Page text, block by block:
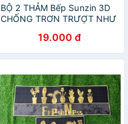
BỘ 2 THẢM Bếp Sunzin 3D
CHỐNG TRƠN TRƯỢT NHƯ
19.000 đ